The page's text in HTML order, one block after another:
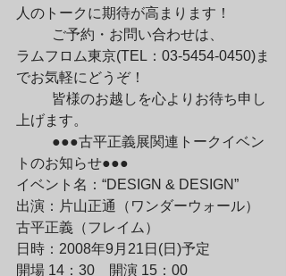
人のトークに期待が高まります！
ラムフロム東京(TEL：03-5454-0450)ま
でお気軽にどうぞ！
上げます。
トのお知らせ●●●
イベント名：“DESIGN & DESIGN”
出演：片山正通（ワンダーウォール）
古平正義（フレイム）
日時：2008年9月21日(日)予定
開場 14：30　開演 15：00